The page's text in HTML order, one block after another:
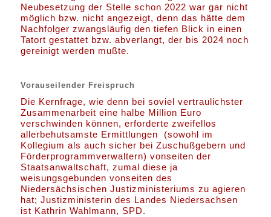
Neubesetzung der Stelle schon 2022 war gar nicht
möglich bzw. nicht angezeigt, denn das hätte dem
Nachfolger zwangsläufig den tiefen Blick in einen
Tatort gestattet bzw. abverlangt, der bis 2024 noch
gereinigt werden mußte.
Vorauseilender Freispruch
Die Kernfrage, wie denn bei soviel vertraulichster
Zusammenarbeit eine halbe Million Euro
verschwinden können, erforderte zweifellos
allerbehutsamste Ermittlungen (sowohl im
Kollegium als auch sicher bei Zuschußgebern und
Förderprogrammverwaltern) vonseiten der
Staatsanwaltschaft, zumal diese ja
weisungsgebunden vonseiten des
Niedersächsischen Justizministeriums zu agieren
hat; Justizministerin des Landes Niedersachsen
ist Kathrin Wahlmann, SPD.